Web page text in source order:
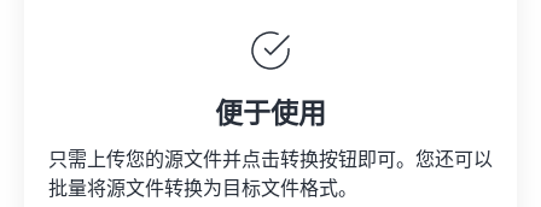
便于使用
只需上传您的源文件并点击转换按钮即可。您还可以
批量将源文件转换为目标文件格式。